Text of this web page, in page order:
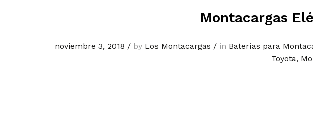
Montacargas
noviembre 3, 2018 / by Los Montacargas / in Baterías para
Toyota,